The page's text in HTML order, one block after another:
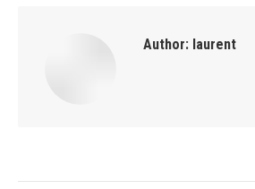
Author: laurent